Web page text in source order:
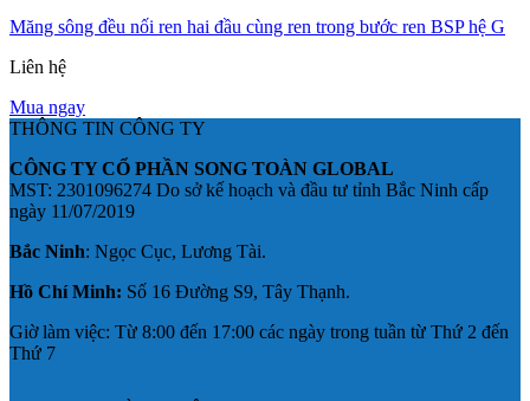
Măng sông đều nối ren hai đầu cùng ren trong bước ren BSP hệ G
Liên hệ
Mua ngay
THÔNG TIN CÔNG TY
CÔNG TY CỔ PHẦN SONG TOÀN GLOBAL
MST: 2301096274 Do sở kế hoạch và đầu tư tỉnh Bắc Ninh cấp
ngày 11/07/2019
Bắc Ninh: Ngọc Cục, Lương Tài.
Hồ Chí Minh: Số 16 Đường S9, Tây Thạnh.
Giờ làm việc: Từ 8:00 đến 17:00 các ngày trong tuần từ Thứ 2 đến
Thứ 7